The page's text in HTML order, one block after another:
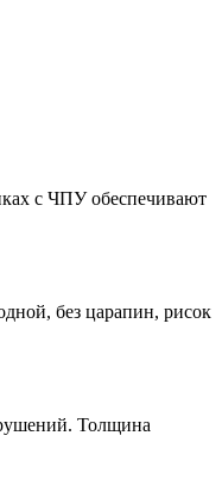
с ЧПУ обеспечивают
без царапин, рисок
Толщина